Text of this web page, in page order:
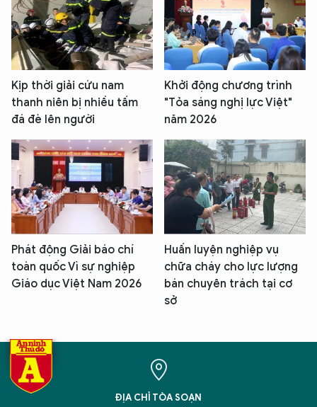
Kịp thời giải cứu nam
thanh niên bị nhiều tấm
đá đè lên người
Khởi động chương trình
"Tỏa sáng nghị lực Việt"
năm 2026
Phát động Giải báo chí
toàn quốc Vì sự nghiệp
Giáo dục Việt Nam 2026
Huấn luyện nghiệp vụ
chữa cháy cho lực lượng
bán chuyên trách tại cơ
sở
ĐỊA CHỈ TÒA SOẠN